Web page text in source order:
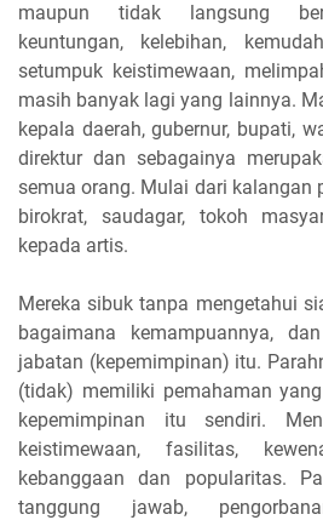
maupun tidak langsung
keuntungan, kelebihan,
setumpuk keistimewaan,
masih banyak lagi yang lainnya.
kepala daerah, gubernur, bupati,
direktur dan sebagainya
semua orang. Mulai dari kalangan
birokrat, saudagar, tokoh
kepada artis.
Mereka sibuk tanpa mengetahui
bagaimana kemampuannya,
jabatan (kepemimpinan) itu.
(tidak) memiliki pemahaman
kepemimpinan itu sendiri.
keistimewaan, fasilitas,
kebanggaan dan popularitas.
tanggung jawab,